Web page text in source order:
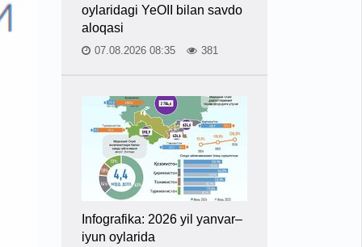
oylaridagi YeOII bilan savdo
aloqasi
07.08.2026 08:35 381
Infografika: 2026 yil yanvar–
iyun oylarida